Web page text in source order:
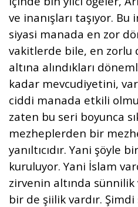
ve inanışları taşıyor. Bu
siyasi manada en zor
vakitlerde bile, en zorlu
altına alındıkları
kadar mevcudiyetini,
ciddi manada etkili
zaten bu seri boyunca
mezheplerden bir
yanıltıcıdır. Yani şöyle
kuruluyor. Yani İslam
zirvenin altında sünnilik
bir de şiilik vardır.